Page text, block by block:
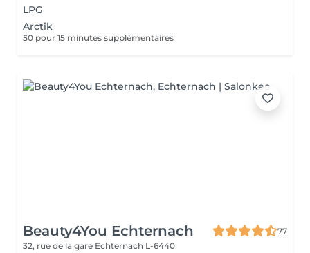
LPG
Arctik
50 pour 15 minutes supplémentaires
Beauty4You Echternach
77
32, rue de la gare Echternach L-6440